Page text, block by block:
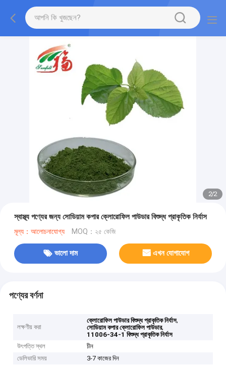
2/2
স্বাস্থ্য পণ্যের জন্য সোডিয়াম কপার ক্লোরোফিল পাউডার বিশুদ্ধ প্রাকৃতিক নির্যাস
মূল্য：আলোচনাযোগ্য MOQ：২৫ কেজি
ভালো দাম এখন যোগাযোগ
পণ্যের বর্ণনা
লক্ষণীয় করা
ক্লোরোফিল পাউডার বিশুদ্ধ প্রাকৃতিক নির্যাস,
সোডিয়াম কপার ক্লোরোফিল পাউডার,
11006-34-1 বিশুদ্ধ প্রাকৃতিক নির্যাস
উৎপত্তি স্থল
চীন
ডেলিভারি সময়
3-7 কাজের দিন